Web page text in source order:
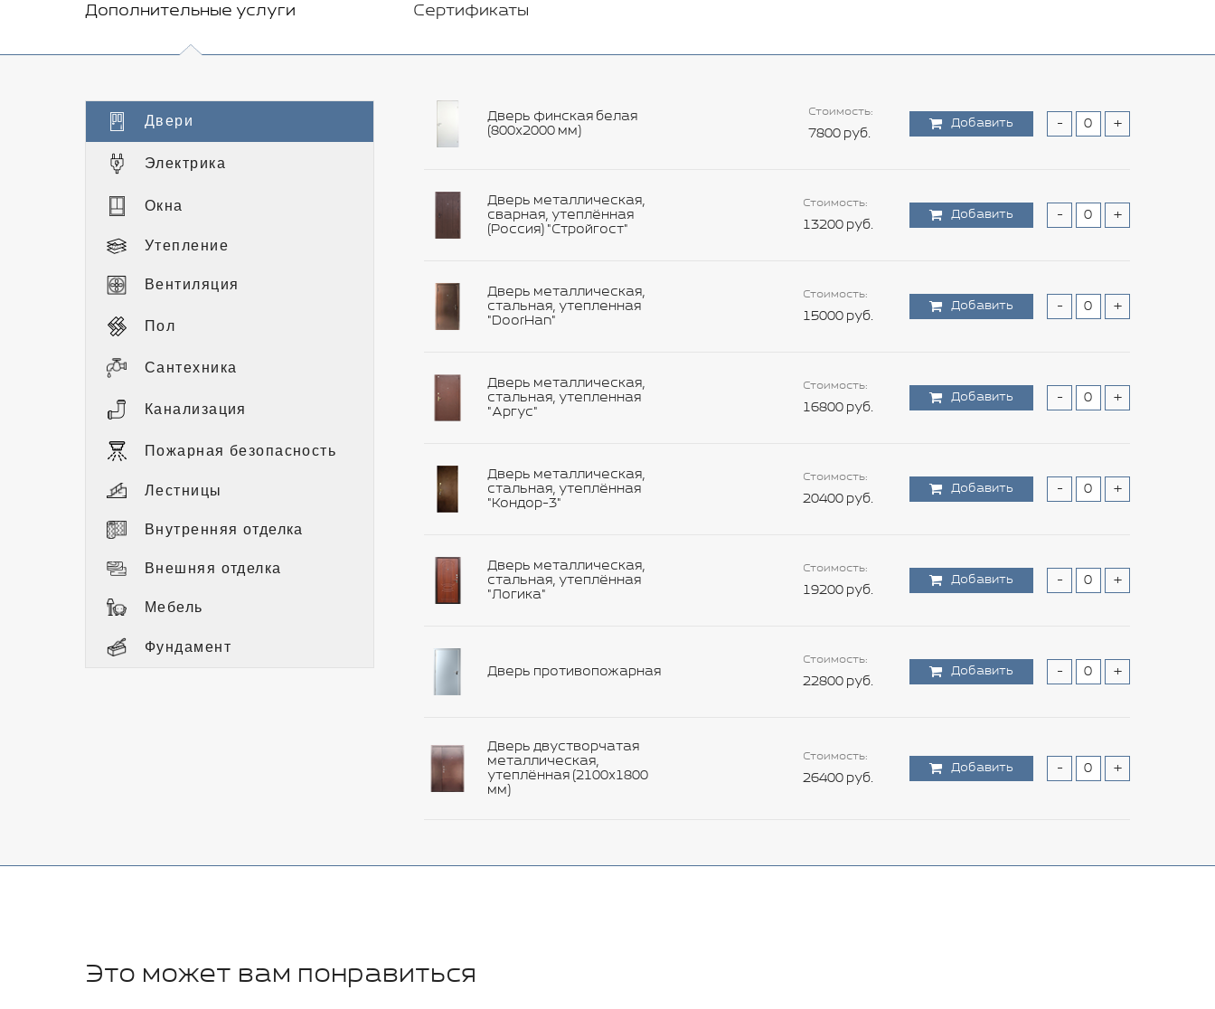
Дополнительные услуги Сертификаты
Двери
Электрика
Окна
Утепление
Вентиляция
Пол
Сантехника
Канализация
Пожарная безопасность
Лестницы
Внутренняя отделка
Внешняя отделка
Мебель
Фундамент
Дверь финская белая
(800х2000 мм)
Стоимость:
7800 руб.
Добавить - +
Дверь металлическая,
сварная, утеплённая
(Россия) "Стройгост"
Стоимость:
13200 руб.
Добавить - +
Дверь металлическая,
стальная, утепленная
"DoorHan"
Стоимость:
15000 руб.
Добавить - +
Дверь металлическая,
стальная, утепленная
"Аргус"
Стоимость:
16800 руб.
Добавить - +
Дверь металлическая,
стальная, утеплённая
"Кондор-3"
Стоимость:
20400 руб.
Добавить - +
Дверь металлическая,
стальная, утеплённая
"Логика"
Стоимость:
19200 руб.
Добавить - +
Дверь противопожарная
Стоимость:
22800 руб.
Добавить - +
Дверь двустворчатая
металлическая,
утеплённая (2100х1800
мм)
Стоимость:
26400 руб.
Добавить - +
Это может вам понравиться